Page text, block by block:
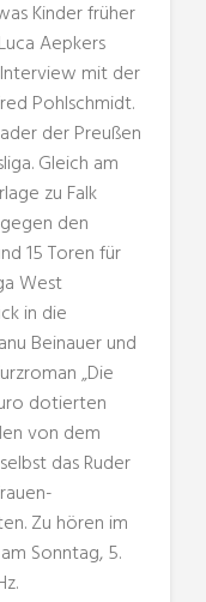
Kinder früher
Aepkers
mit der
Pohlschmidt.
der Preußen
Gleich am
zu Falk
den
15 Toren für
West
in die
Beinauer und
„Die
dotierten
von dem
das Ruder
Zu hören im
Sonntag, 5.